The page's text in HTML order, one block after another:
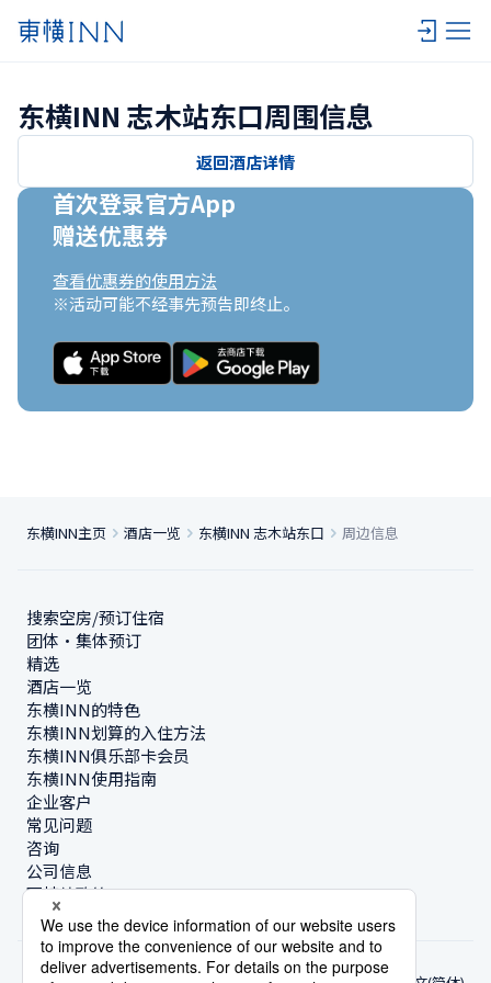
东横INN 志木站东口周围信息
返回酒店详情
首次登录官方App
赠送优惠券
查看优惠券的使用方法
※活动可能不经事先预告即终止。
东横INN主页 酒店一览 东横INN 志木站东口 周边信息
搜索空房/预订住宿
团体・集体预订
精选
酒店一览
东横INN的特色
东横INN划算的入住方法
东横INN俱乐部卡会员
东横INN使用指南
企业客户
常见问题
咨询
公司信息
可持续政策